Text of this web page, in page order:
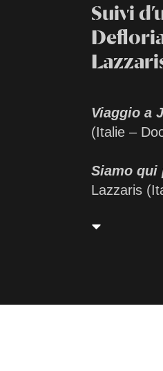
Suivi
Viaggio a
(Italie –
Siamo qui
Lazzaris